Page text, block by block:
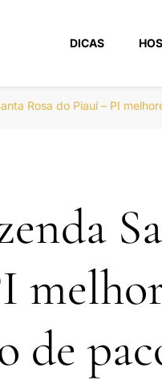
DICAS
Rosa do Piauí – PI
de